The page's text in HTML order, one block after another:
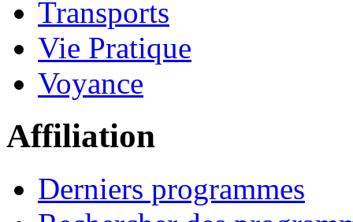
Transports
Vie Pratique
Voyance
Affiliation
Derniers programmes